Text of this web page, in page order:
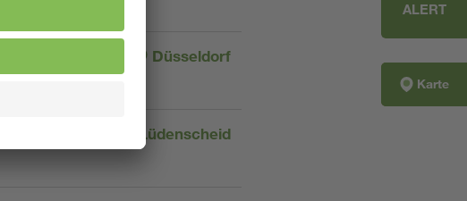
Düsseldorf
Lüdenscheid
ALERT
Karte